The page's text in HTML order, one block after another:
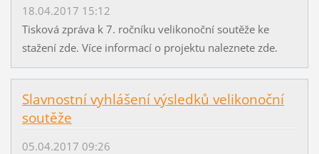
18.04.2017 15:12
Tisková zpráva k 7. ročníku velikonoční soutěže ke
stažení zde. Více informací o projektu naleznete zde.
Slavnostní vyhlášení výsledků velikonoční
soutěže
05.04.2017 09:26